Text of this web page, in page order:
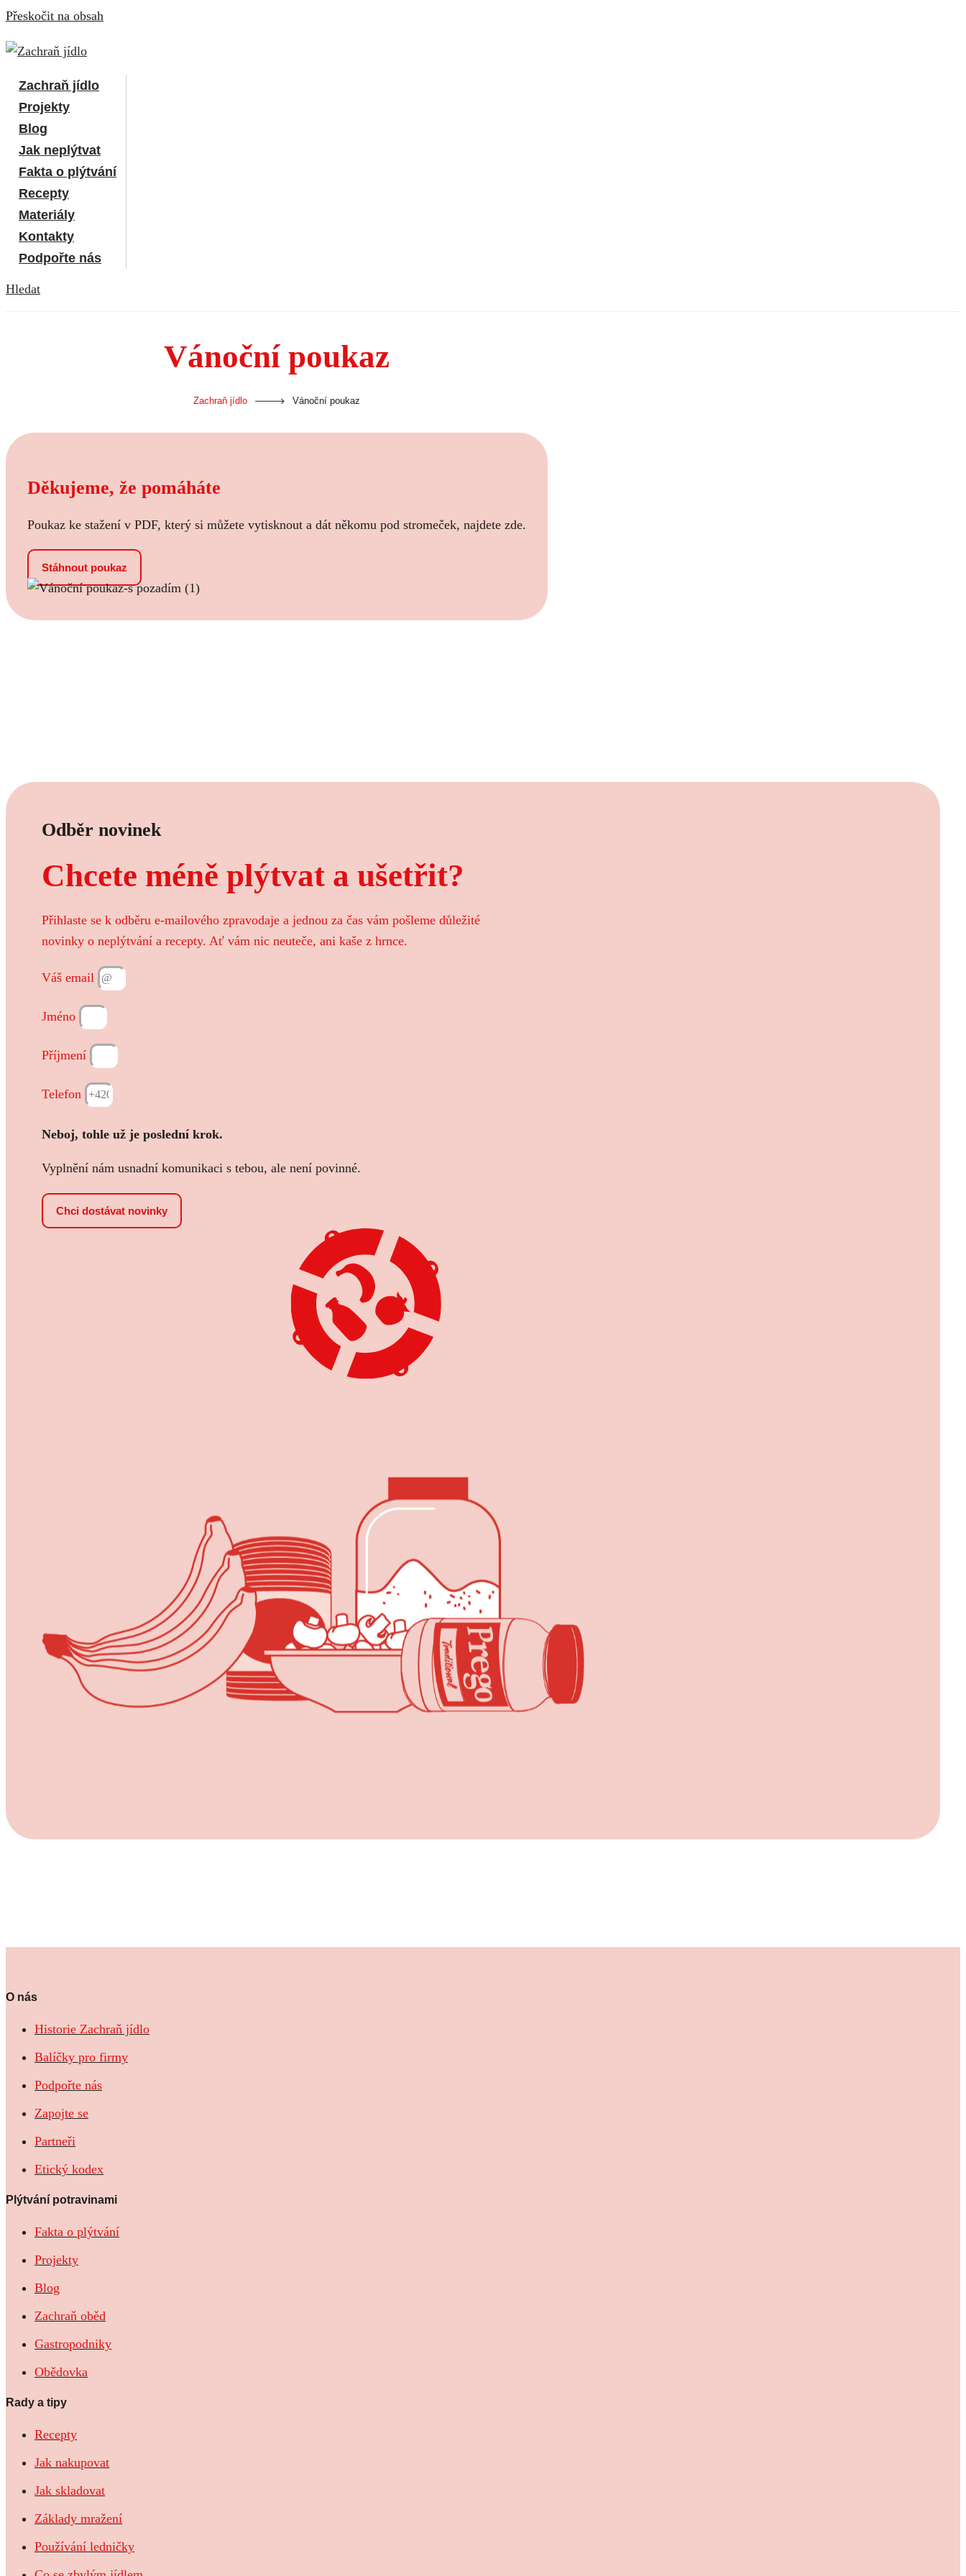
Přeskočit na obsah
Zachraň jídlo
Projekty
Blog
Jak neplýtvat
Fakta o plýtvání
Recepty
Materiály
Kontakty
Podpořte nás
Hledat
Vánoční poukaz
Zachraň jídlo - Vánoční poukaz
Děkujeme, že pomáháte
Poukaz ke stažení v PDF, který si můžete vytisknout a dát někomu pod stromeček, najdete zde.
Stáhnout poukaz
Odběr novinek
Chcete méně plýtvat a ušetřit?
Přihlaste se k odběru e-mailového zpravodaje a jednou za čas vám pošleme důležité
novinky o neplýtvání a recepty. Ať vám nic neuteče, ani kaše z hrnce.
Váš email
Jméno
Příjmení
Telefon
Neboj, tohle už je poslední krok.
Vyplnění nám usnadní komunikaci s tebou, ale není povinné.
Chci dostávat novinky
O nás
Historie Zachraň jídlo
Balíčky pro firmy
Podpořte nás
Zapojte se
Partneři
Etický kodex
Plýtvání potravinami
Fakta o plýtvání
Projekty
Blog
Zachraň oběd
Gastropodniky
Obědovka
Rady a tipy
Recepty
Jak nakupovat
Jak skladovat
Základy mražení
Používání ledničky